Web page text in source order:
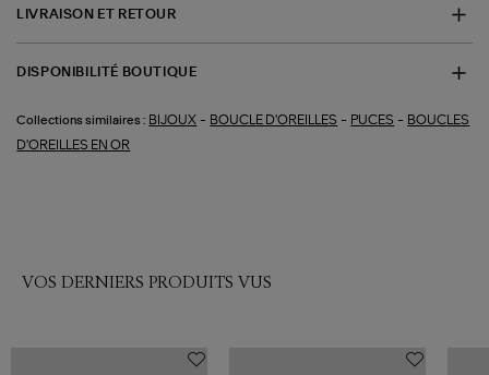
LIVRAISON ET RETOUR
DISPONIBILITÉ BOUTIQUE
Collections similaires : BIJOUX - BOUCLE D'OREILLES - PUCES - BOUCLES
D'OREILLES EN OR
VOS DERNIERS PRODUITS VUS